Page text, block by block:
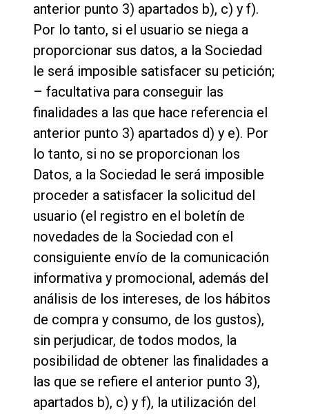
anterior punto 3) apartados b), c) y f).
Por lo tanto, si el usuario se niega a
proporcionar sus datos, a la Sociedad
le será imposible satisfacer su petición;
– facultativa para conseguir las
finalidades a las que hace referencia el
anterior punto 3) apartados d) y e). Por
lo tanto, si no se proporcionan los
Datos, a la Sociedad le será imposible
proceder a satisfacer la solicitud del
usuario (el registro en el boletín de
novedades de la Sociedad con el
consiguiente envío de la comunicación
informativa y promocional, además del
análisis de los intereses, de los hábitos
de compra y consumo, de los gustos),
sin perjudicar, de todos modos, la
posibilidad de obtener las finalidades a
las que se refiere el anterior punto 3),
apartados b), c) y f), la utilización del